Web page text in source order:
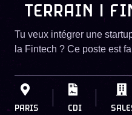
TERRAIN |
Tu veux intégrer une
la Fintech ? Ce poste est
PARIS CDI